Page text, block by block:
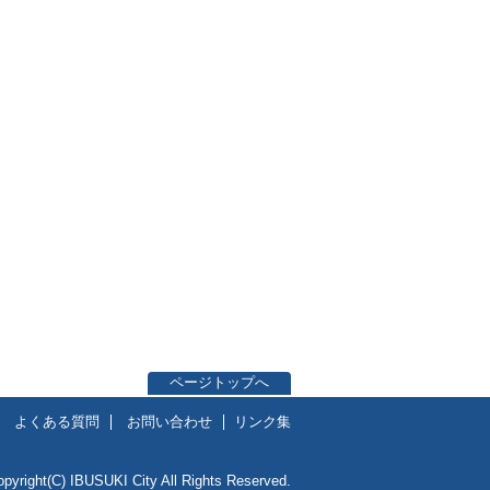
ページトップへ
よくある質問 お問い合わせ リンク集
IBUSUKI City All Rights Reserved.